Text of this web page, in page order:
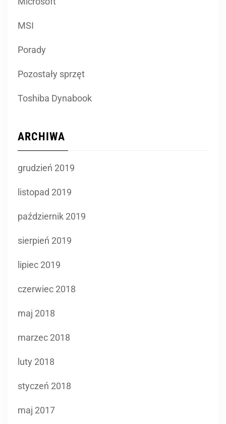
MSI
Porady
Pozostały sprzęt
Toshiba Dynabook
ARCHIWA
grudzień 2019
listopad 2019
październik 2019
sierpień 2019
lipiec 2019
czerwiec 2018
maj 2018
marzec 2018
luty 2018
styczeń 2018
maj 2017